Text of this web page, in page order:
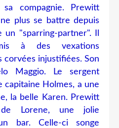
compagnie. Prewitt
plus se battre depuis
"sparring-partner". Il
à des vexations
corvées injustifiées. Son
Maggio. Le sergent
capitaine Holmes, a une
la belle Karen. Prewitt
Lorene, une jolie
bar. Celle-ci songe